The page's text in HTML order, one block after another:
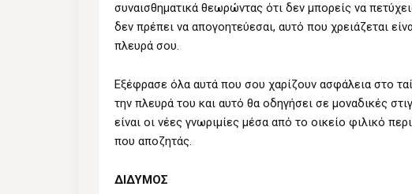
συναισθηματικά θεωρώντας ότι δεν μπορείς να
δεν πρέπει να απογοητεύεσαι, αυτό που χρειάζεται
πλευρά σου.
Εξέφρασε όλα αυτά που σου χαρίζουν ασφάλεια στο
την πλευρά του και αυτό θα οδηγήσει σε μοναδικές
είναι οι νέες γνωριμίες μέσα από το οικείο φιλικό
που αποζητάς.
ΔΙΔΥΜΟΣ